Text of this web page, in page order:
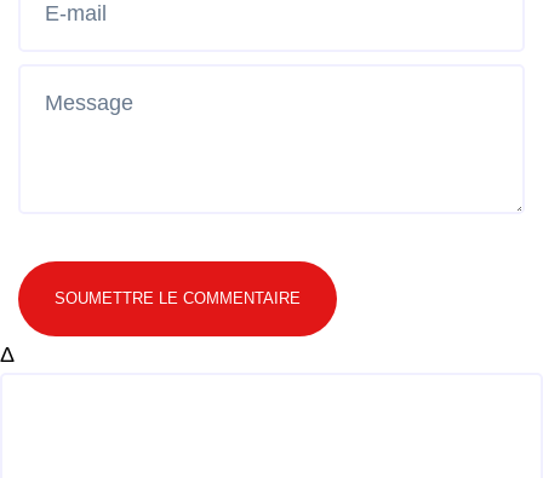
SOUMETTRE LE COMMENTAIRE
Δ